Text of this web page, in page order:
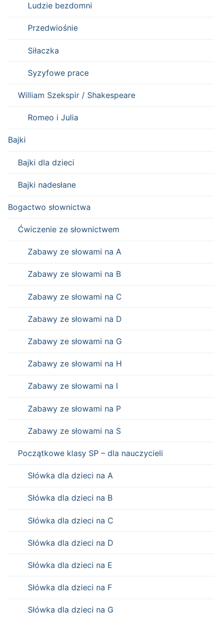
Ludzie bezdomni
Przedwiośnie
Siłaczka
Syzyfowe prace
William Szekspir / Shakespeare
Romeo i Julia
Bajki
Bajki dla dzieci
Bajki nadesłane
Bogactwo słownictwa
Ćwiczenie ze słownictwem
Zabawy ze słowami na A
Zabawy ze słowami na B
Zabawy ze słowami na C
Zabawy ze słowami na D
Zabawy ze słowami na G
Zabawy ze słowami na H
Zabawy ze słowami na I
Zabawy ze słowami na P
Zabawy ze słowami na S
Początkowe klasy SP – dla nauczycieli
Słówka dla dzieci na A
Słówka dla dzieci na B
Słówka dla dzieci na C
Słówka dla dzieci na D
Słówka dla dzieci na E
Słówka dla dzieci na F
Słówka dla dzieci na G